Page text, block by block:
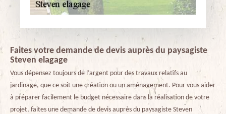
Faites votre demande de devis auprès du paysagiste
Steven elagage
Vous dépensez toujours de l’argent pour des travaux relatifs au
jardinage, que ce soit une création ou un aménagement. Pour vous aider
à préparer facilement le budget nécessaire dans la réalisation de votre
projet, faites une demande de devis auprès du paysagiste Steven